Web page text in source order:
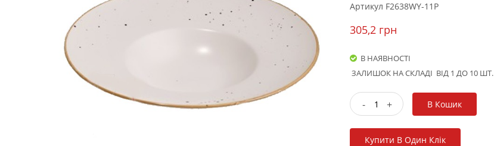
Артикул F2638WY-11P
305,2 грн
В НАЯВНОСТІ
ЗАЛИШОК НА СКЛАДІ ВІД 1 ДО 10 ШТ.
- + В Кошик
Купити В Один Клік